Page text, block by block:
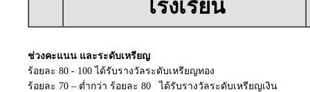
โรงเรียน
ช่วงคะแนน และระดับเหรียญ
ร้อยละ 80 - 100 ได้รับรางวัลระดับเหรียญทอง
ร้อยละ 70 – ต่ำกว่า ร้อยละ 80 ได้รับรางวัลระดับเหรียญเงิน